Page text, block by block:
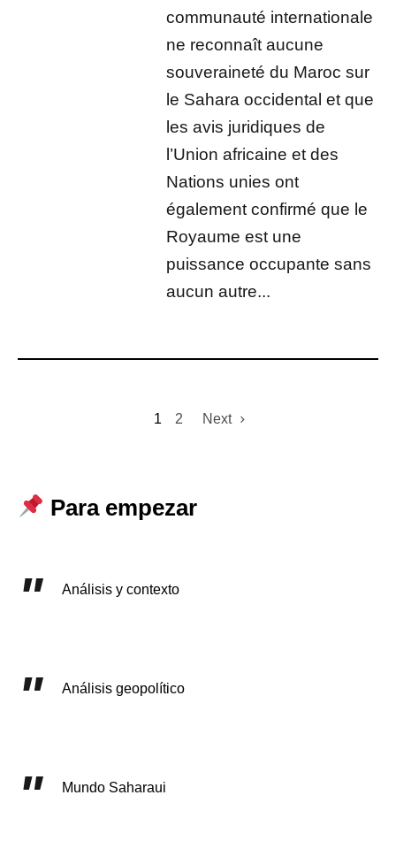
communauté internationale
ne reconnaît aucune
souveraineté du Maroc sur
le Sahara occidental et que
les avis juridiques de
l’Union africaine et des
Nations unies ont
également confirmé que le
Royaume est une
puissance occupante sans
aucun autre...
1 2 Next
Para empezar
Análisis y contexto
Análisis geopolítico
Mundo Saharaui